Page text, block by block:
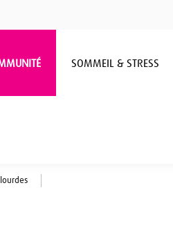
SOMMEIL & STRESS